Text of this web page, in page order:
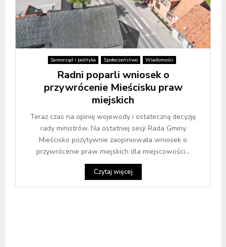
Samorząd i polityka Społeczeństwo Wiadomości
Radni poparli wniosek o
przywrócenie Mieścisku praw
miejskich
Teraz czas na opinię wojewody i ostateczną decyzję
rady ministrów. Na ostatniej sesji Rada Gminy
Mieścisko pozytywnie zaopiniowała wniosek o
przywrócenie praw miejskich dla miejscowości...
Czytaj więcej